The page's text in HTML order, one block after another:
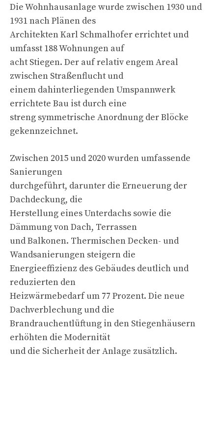
Die Wohnhausanlage wurde zwischen 1930 und
1931 nach Plänen des
Architekten Karl Schmalhofer errichtet und
umfasst 188 Wohnungen auf
acht Stiegen. Der auf relativ engem Areal
zwischen Straßenflucht und
einem dahinterliegenden Umspannwerk
errichtete Bau ist durch eine
streng symmetrische Anordnung der Blöcke
gekennzeichnet.
Zwischen 2015 und 2020 wurden umfassende
Sanierungen
durchgeführt, darunter die Erneuerung der
Dachdeckung, die
Herstellung eines Unterdachs sowie die
Dämmung von Dach, Terrassen
und Balkonen. Thermischen Decken- und
Wandsanierungen steigern die
Energieeffizienz des Gebäudes deutlich und
reduzierten den
Heizwärmebedarf um 77 Prozent. Die neue
Dachverblechung und die
Brandrauchentlüftung in den Stiegenhäusern
erhöhten die Modernität
und die Sicherheit der Anlage zusätzlich.